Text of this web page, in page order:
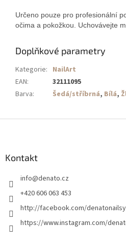
Určeno pouze pro profesionální
očima a pokožkou. Uchovávejte
Doplňkové parametry
Kategorie: NailArt
EAN:
32111095
Barva: Šedá/stříbrná, Bílá,
Kontakt
info@denato.cz
+420 606 063 453
http://facebook.com/
https://www.instagram.com/